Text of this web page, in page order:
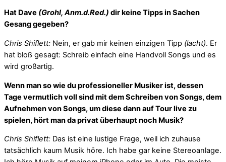
Hat Dave (Grohl, Anm.d.Red.) dir keine Tipps in Sachen
Gesang gegeben?
Chris Shiflett: Nein, er gab mir keinen einzigen Tipp (lacht). Er
hat bloß gesagt: Schreib einfach eine Handvoll Songs und es
wird großartig.
Wenn man so wie du professioneller Musiker ist, dessen
Tage vermutlich voll sind mit dem Schreiben von Songs, dem
Aufnehmen von Songs, um diese dann auf Tour live zu
spielen, hört man da privat überhaupt noch Musik?
Chris Shiflett: Das ist eine lustige Frage, weil ich zuhause
tatsächlich kaum Musik höre. Ich habe gar keine Stereoanlage.